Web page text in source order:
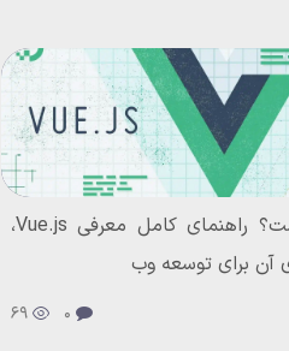
فریم‌ورک Vue چیست؟ راهنمای کامل معرفی Vue.js،
آن برای توسعه وب
0
69